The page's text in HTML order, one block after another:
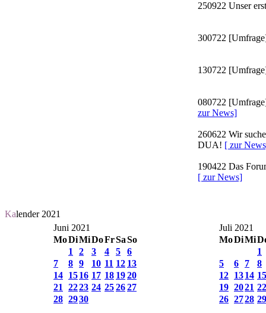
250922 Unser
300722
130722
080722
zur News]
260622 Wir
DUA! [ zur
190422 Das
[ zur News]
Kalender 2021
Juni 2021
MoDiMiDoFrSaSo
1
2 3 4 5
6
7
8 9 10 11 12 13
14 1516 17 18 1920
21
2223 24 252627
28 2930
Juli 2021
MoDiMi
1
5
6 7
8
12 1314 15
19 2021 22
26 2728 29